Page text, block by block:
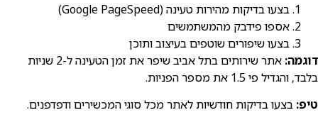
בצעו בדיקות מהירות טעינה (Google PageSpeed)
אספו פידבק מהמשתמשים
בצעו שיפורים שוטפים בעיצוב ותוכן
דוגמה:
אתר שירותים בתל אביב שיפר את זמן הטעינה ל-2 שניות
בלבד, והגדיל פי 1.5 את מספר הפניות.
טיפ: בצעו בדיקות חודשיות לאתר מכל סוגי המכשירים ודפדפנים.